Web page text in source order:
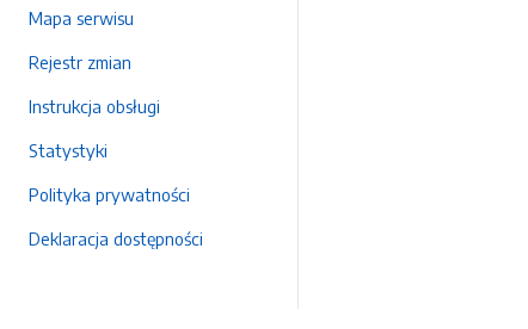
Mapa serwisu
Rejestr zmian
Instrukcja obsługi
Statystyki
Polityka prywatności
Deklaracja dostępności